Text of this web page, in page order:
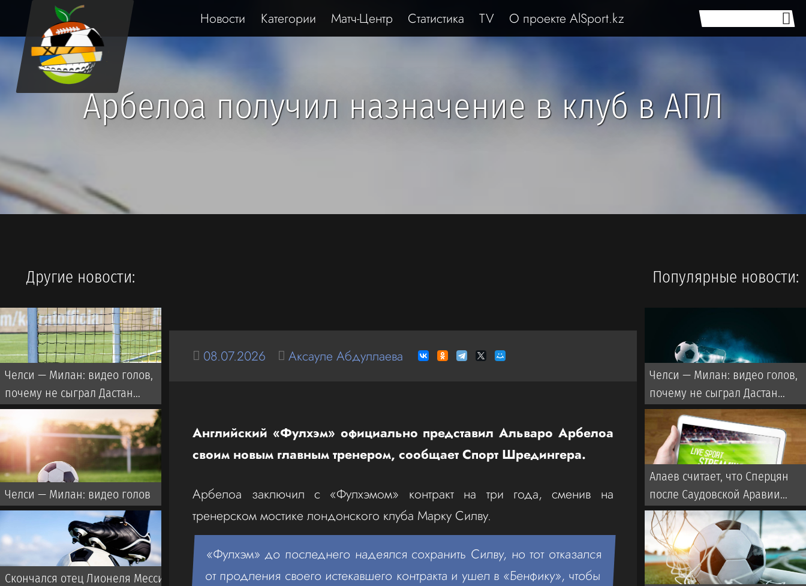
Новости Категории Матч-Центр Статистика TV О проекте AlSport.kz
Арбелоа получил назначение в клуб в АПЛ
08.07.2026 Аксауле Абдуллаева
Английский «Фулхэм» официально представил Альваро Арбелоа
своим новым главным тренером, сообщает Спорт Шредингера.
Арбелоа заключил с «Фулхэмом» контракт на три года, сменив на
тренерском мостике лондонского клуба Марку Силву.
«Фулхэм» до последнего надеялся сохранить Силву, но тот отказался
от продления своего истекавшего контракта и ушел в «Бенфику», чтобы
Другие новости:
Челси — Милан: видео голов,
почему не сыграл Дастан
Сатпаев?
Челси — Милан: видео голов
Скончался отец Лионеля Месси
Популярные новости:
Челси — Милан: видео голов,
почему не сыграл Дастан
Сатпаев?
Алаев считает, что Сперцян
после Саудовской Аравии
может переехать в
европейский клуб